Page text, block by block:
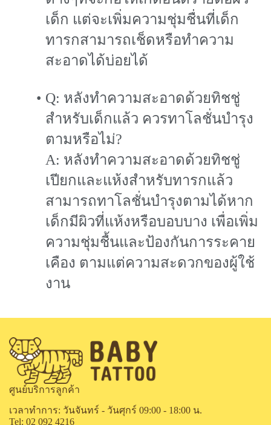
เด็ก แต่จะเพิ่มความชุ่มชื่นที่เด็ก
ทารกสามารถเช็ดหรือทำความ
สะอาดได้บ่อยได้
Q: หลังทำความสะอาดด้วยทิชชู่
สำหรับเด็กแล้ว ควรทาโลชั่นบำรุง
ตามหรือไม่?
A: หลังทำความสะอาดด้วยทิชชู่
เปียกและแห้งสำหรับทารกแล้ว
สามารถทาโลชั่นบำรุงตามได้หาก
เด็กมีผิวที่แห้งหรือบอบบาง เพื่อเพิ่ม
ความชุ่มชื้นและป้องกันการระคาย
เคือง ตามแต่ความสะดวกของผู้ใช้
งาน
ศูนย์บริการลูกค้า
เวลาทำการ: วันจันทร์ - วันศุกร์ 09:00 - 18:00 น.
Tel: 02 092 4216